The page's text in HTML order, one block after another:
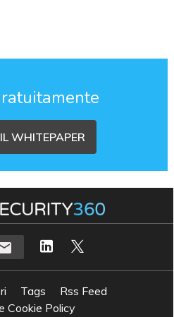
WHITEPAPER
Tags
Rss Feed
Cookie Policy